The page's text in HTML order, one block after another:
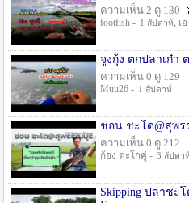
ความเห็น 2 ดู 130
footfish - 1 สัปดาห์, เ
จูงกุ้ง ตกปลาเก๋า
ความเห็น 0 ดู 129
Muu26 - 1 สัปดาห์
ช่อน ชะโด@สุพร
ความเห็น 0 ดู 212
ก้อง ตะโกคู่ - 3 สัปดาห์
Skipping ปลาชะ